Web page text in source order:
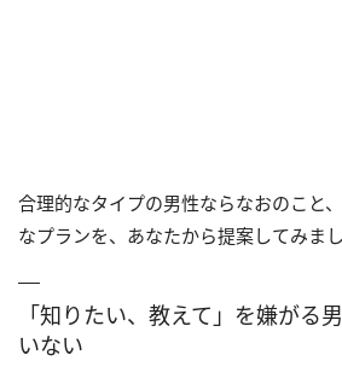
合理的なタイプの男性ならなおのこと
なプランを、あなたから提案してみまし
「知りたい、教えて」を嫌がる
いない